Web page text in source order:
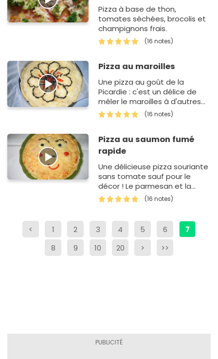
Pizza à base de thon,
tomates séchées, brocolis et
champignons frais.
(16 notes)
Pizza au maroilles
Une pizza au goût de la
Picardie : c'est un délice de
mêler le maroilles à d'autres
variétés de fromages !
(16 notes)
Pizza au saumon fumé
rapide
Une délicieuse pizza souriante
sans tomate sauf pour le
décor ! Le parmesan et la
mozzarella tutoient le saumon
fumé, la crème fraîche et le
(16 notes)
< 1 2 3 4 5 6
7
8
9 10 20 > >>